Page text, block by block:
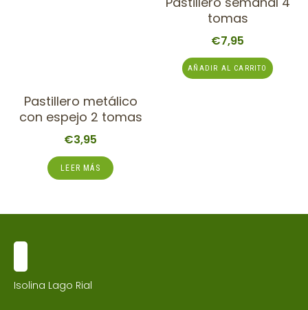
Pastillero metálico
con espejo 2 tomas
€3,95
LEER MÁS
tomas
€7,95
AÑADIR AL CARRITO
Isolina Lago Rial